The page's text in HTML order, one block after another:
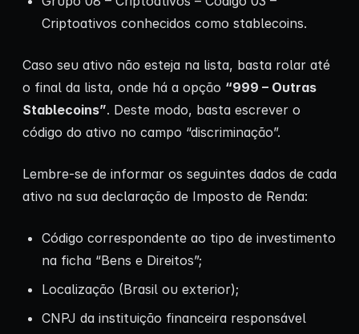
Criptoativos conhecidos como stablecoins.
Caso seu ativo não esteja na lista, basta rolar até
o final da lista, onde há a opção “999 – Outras
Stablecoins”. Deste modo, basta escrever o
código do ativo no campo “discriminação”.
Lembre-se de informar os seguintes dados de cada
ativo na sua declaração de Imposto de Renda:
Código correspondente ao tipo de investimento
na ficha “Bens e Direitos”;
Localização (Brasil ou exterior);
CNPJ da instituição financeira responsável